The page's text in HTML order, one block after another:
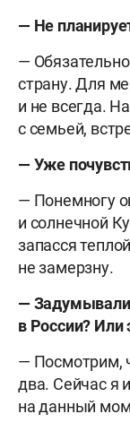
— Не
—
страну. Для
и не всегда.
с семьей,
— Уже
— Понемногу
и солнечной
запасся
не замерзну.
—
в России? Или
— Посмотрим,
два. Сейчас я
на данный